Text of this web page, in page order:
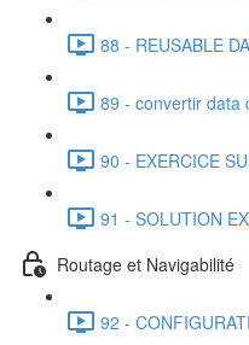
88 - REUSABLE
89 - convertir data
90 - EXERCICE
91 - SOLUTION
Routage et Navigabilité
92 -